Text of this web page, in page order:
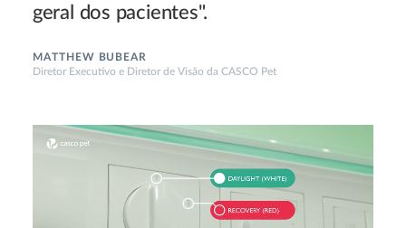
geral dos pacientes".
MATTHEW BUBEAR
Diretor Executivo e Diretor de Visão da CASCO Pet